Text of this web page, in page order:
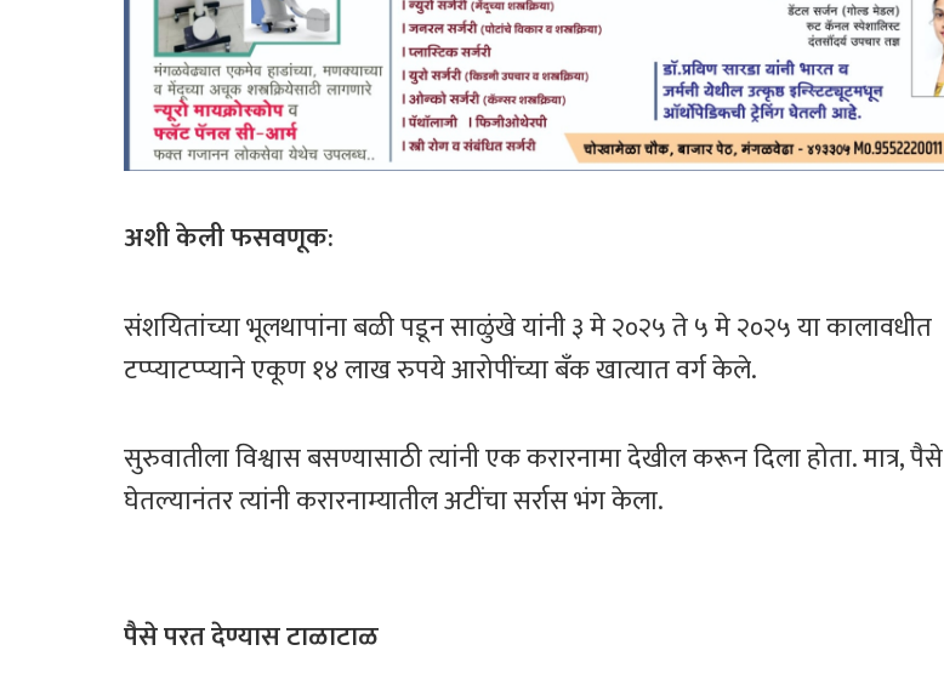
अशीकेलीफसवणूक:
संशयितांच्या भूलथापांना बळी पडून साळुंखे यांनी ३ मे २०२५ ते ५ मे २०२५ या कालावधीत
टप्प्याटप्प्याने एकूण १४ लाख रुपये आरोपींच्या बँक खात्यात वर्ग केले.
सुरुवातीला विश्वास बसण्यासाठी त्यांनी एक करारनामा देखील करून दिला होता. मात्र, पैसे
घेतल्यानंतर त्यांनी करारनाम्यातील अटींचा सर्रास भंग केला.
पैसे परत देण्यास टाळाटाळ